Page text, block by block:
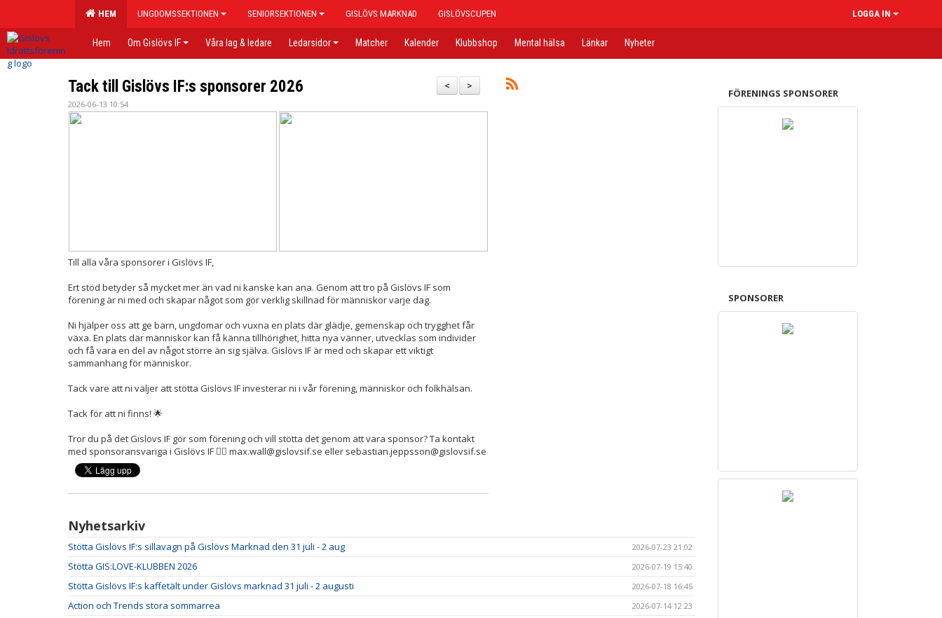
HEM UNGDOMSSEKTIONEN SENIORSEKTIONEN GISLÖVS MARKNAD GISLÖVSCUPEN LOGGA IN
Hem Om Gislövs IF Våra lag & ledare Ledarsidor Matcher Kalender Klubbshop Mental hälsa Länkar Nyheter
>
<
Tack till Gislövs IF:s sponsorer 2026
2026-06-13 10:54
Till alla våra sponsorer i Gislövs IF,
Ert stöd betyder så mycket mer än vad ni kanske kan ana. Genom att tro på Gislövs IF som
förening är ni med och skapar något som gör verklig skillnad för människor varje dag.
Ni hjälper oss att ge barn, ungdomar och vuxna en plats där glädje, gemenskap och trygghet får
växa. En plats där människor kan få känna tillhörighet, hitta nya vänner, utvecklas som individer
och få vara en del av något större än sig själva. Gislövs IF är med och skapar ett viktigt
sammanhang för människor.
Tack vare att ni väljer att stötta Gislövs IF investerar ni i vår förening, människor och folkhälsan.
Tack för att ni finns! 🌟
Tror du på det Gislövs IF gör som förening och vill stötta det genom att vara sponsor? Ta kontakt
med sponsoransvariga i Gislövs IF 👉🏼 max.wall@gislovsif.se eller sebastian.jeppsson@gislovsif.se
Nyhetsarkiv
Stötta Gislövs IF:s sillavagn på Gislövs Marknad den 31 juli - 2 aug 2026-07-23 21:02
Stötta GIS:LOVE-KLUBBEN 2026 2026-07-19 15:40
Stötta Gislövs IF:s kaffetält under Gislövs marknad 31 juli - 2 augusti 2026-07-18 16:45
Action och Trends stora sommarrea 2026-07-14 12:23
FÖRENINGS SPONSORER
SPONSORER